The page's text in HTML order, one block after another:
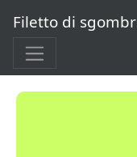
Filetto di